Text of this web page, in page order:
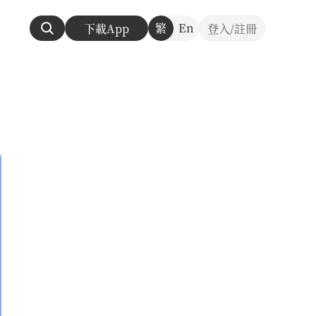
下載App 繁 En 登入/註冊